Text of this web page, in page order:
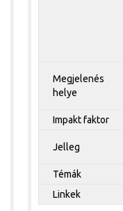
Megjelenés
helye
Impakt faktor
Jelleg
Témák
Linkek